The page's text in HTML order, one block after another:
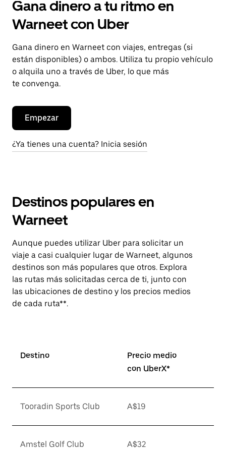
Gana dinero a tu ritmo en
Warneet con Uber
Gana dinero en Warneet con viajes, entregas (si
están disponibles) o ambos. Utiliza tu propio vehículo
o alquila uno a través de Uber, lo que más
te convenga.
Empezar
¿Ya tienes una cuenta? Inicia sesión
Destinos populares en
Warneet
Aunque puedes utilizar Uber para solicitar un
viaje a casi cualquier lugar de Warneet, algunos
destinos son más populares que otros. Explora
las rutas más solicitadas cerca de ti, junto con
las ubicaciones de destino y los precios medios
de cada ruta**.
Destino
Precio medio
con UberX*
Tooradin Sports Club A$19
Amstel Golf Club A$32